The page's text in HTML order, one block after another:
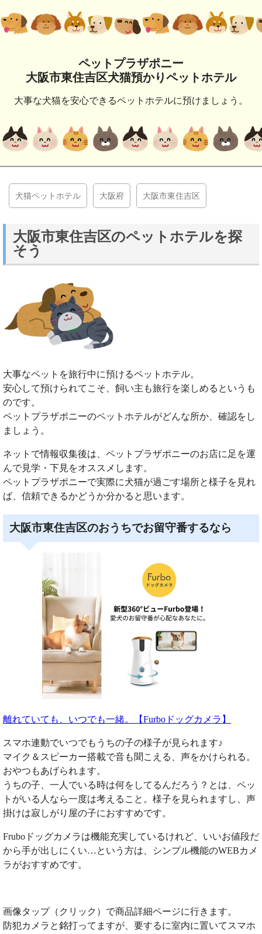
ペットプラザポニー
大阪市東住吉区犬猫預かりペットホテル
大事な犬猫を安心できるペットホテルに預けましょう。
犬猫ペットホテル 大阪府 大阪市東住吉区
大阪市東住吉区のペットホテルを探
そう
大事なペットを旅行中に預けるペットホテル。
安心して預けられてこそ、飼い主も旅行を楽しめるというも
のです。
ペットプラザポニーのペットホテルがどんな所か、確認をし
ましょう。
ネットで情報収集後は、ペットプラザポニーのお店に足を運
んで見学・下見をオススメします。
ペットプラザポニーで実際に犬猫が過ごす場所と様子を見れ
ば、信頼できるかどうか分かると思います。
大阪市東住吉区のおうちでお留守番するなら
離れていても、いつでも一緒。【Furboドッグカメラ】
スマホ連動でいつでもうちの子の様子が見られます♪
マイク＆スピーカー搭載で音も聞こえる、声をかけられる。
おやつもあげられます。
うちの子、一人でいる時は何をしてるんだろう？とは、ペッ
トがいる人なら一度は考えること。様子を見られますし、声
掛けは寂しがり屋の子におすすめです。
Fruboドッグカメラは機能充実しているけれど、いいお値段だ
から手が出しにくい…という方は、シンプル機能のWEBカメ
ラがおすすめです。
画像タップ（クリック）で商品詳細ページに行きます。
防犯カメラと銘打ってますが、要するに室内に置いてスマホ